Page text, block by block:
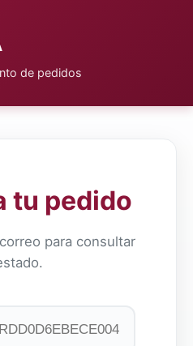
de pedidos
tu pedido
para consultar